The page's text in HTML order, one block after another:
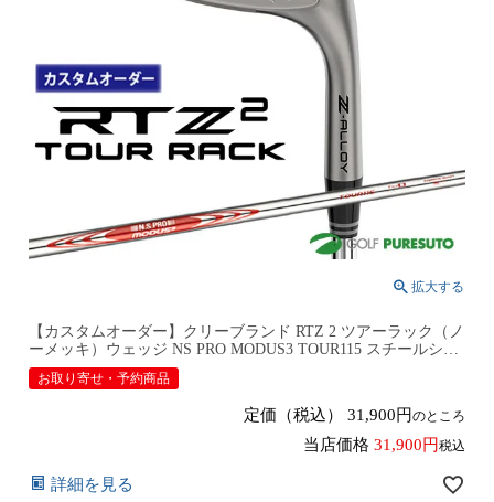
【カスタムオーダー】クリーブランド RTZ 2 ツアーラック（ノ
ーメッキ）ウェッジ NS PRO MODUS3 TOUR115 スチールシャ
フト 2026年モデル日本仕様 日本正規品 cleveland アールティー
ゼット ツー【■DC■】9月12日発売予定
お取り寄せ・予約商品
定価（税込） 31,900 のところ
当店価格 31,900 税込
詳細を見る